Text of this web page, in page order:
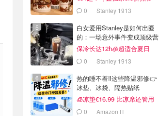
0 Stanley 1913
白女爱用Stanley是如何出圈
的：一场意外事件变成顶级营
销案例
保冷长达12h🧊超适合夏日
0 Stanley 1913
热的睡不着‼️这些降温邪修👉
冰垫、冰袋、隔热贴纸
🧊凉垫€16.99 比凉席还管用
0 Amazon IT